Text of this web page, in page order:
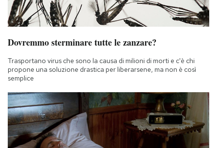
Dovremmo sterminare tutte le zanzare?
Trasportano virus che sono la causa di milioni di morti e c'è chi
propone una soluzione drastica per liberarsene, ma non è così
semplice